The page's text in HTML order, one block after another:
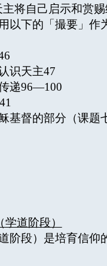
将自己启示和赏赐
以下的「撮要」作
识天主47
递96—100
基督的部分（课题
道阶段）
阶段）是培育信仰